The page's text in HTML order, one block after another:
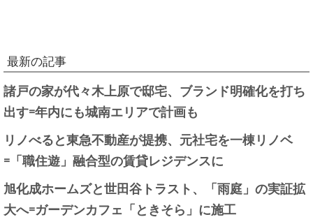
最新の記事
諸戸の家が代々木上原で邸宅、ブランド明確化を打ち
出す=年内にも城南エリアで計画も
リノべると東急不動産が提携、元社宅を一棟リノベ
=「職住遊」融合型の賃貸レジデンスに
旭化成ホームズと世田谷トラスト、「雨庭」の実証拡
大へ=ガーデンカフェ「ときそら」に施工